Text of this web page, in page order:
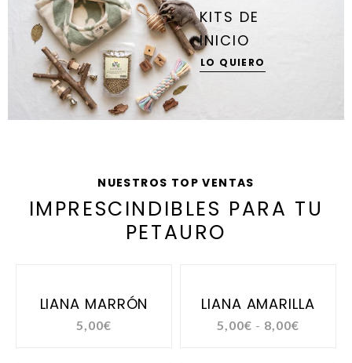
KITS DE
INICIO
LO QUIERO
NUESTROS TOP VENTAS
IMPRESCINDIBLES PARA TU
PETAURO
LIANA MARRÓN
5,00€
LIANA AMARILLA
5,00€ - 8,00€